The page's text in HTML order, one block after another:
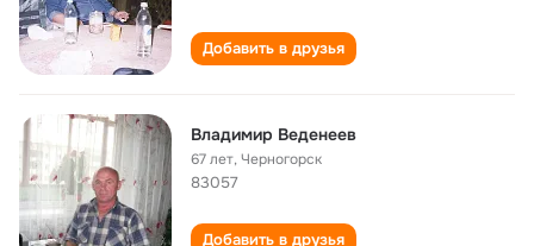
Добавить в друзья
Владимир Веденеев
67 лет,Черногорск
83057
Добавить в друзья